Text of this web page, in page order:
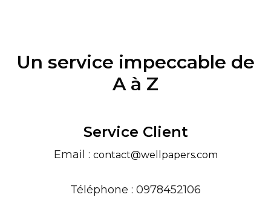
Un service impeccable de
A à Z
Service Client
Email : contact@wellpapers.com
Téléphone : 0978452106